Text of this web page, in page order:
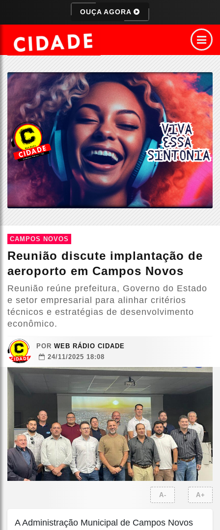
OUÇA AGORA
CAMPOS NOVOS
Reunião discute implantação de
aeroporto em Campos Novos
Reunião reúne prefeitura, Governo do Estado
e setor empresarial para alinhar critérios
técnicos e estratégias de desenvolvimento
econômico.
POR WEB RÁDIO CIDADE
24/11/2025 18:08
A- A+
A Administração Municipal de Campos Novos